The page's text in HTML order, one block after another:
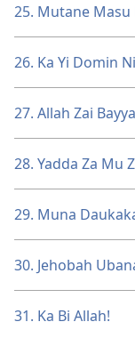
25. Mutane Masu
26. Ka Yi Domin Ni
27. Allah Zai
28. Yadda Za Mu
29. Muna
30. Jehobah
31. Ka Bi Allah!